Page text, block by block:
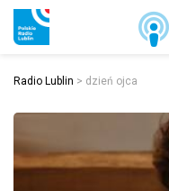
Radio Lublin > dzień ojca